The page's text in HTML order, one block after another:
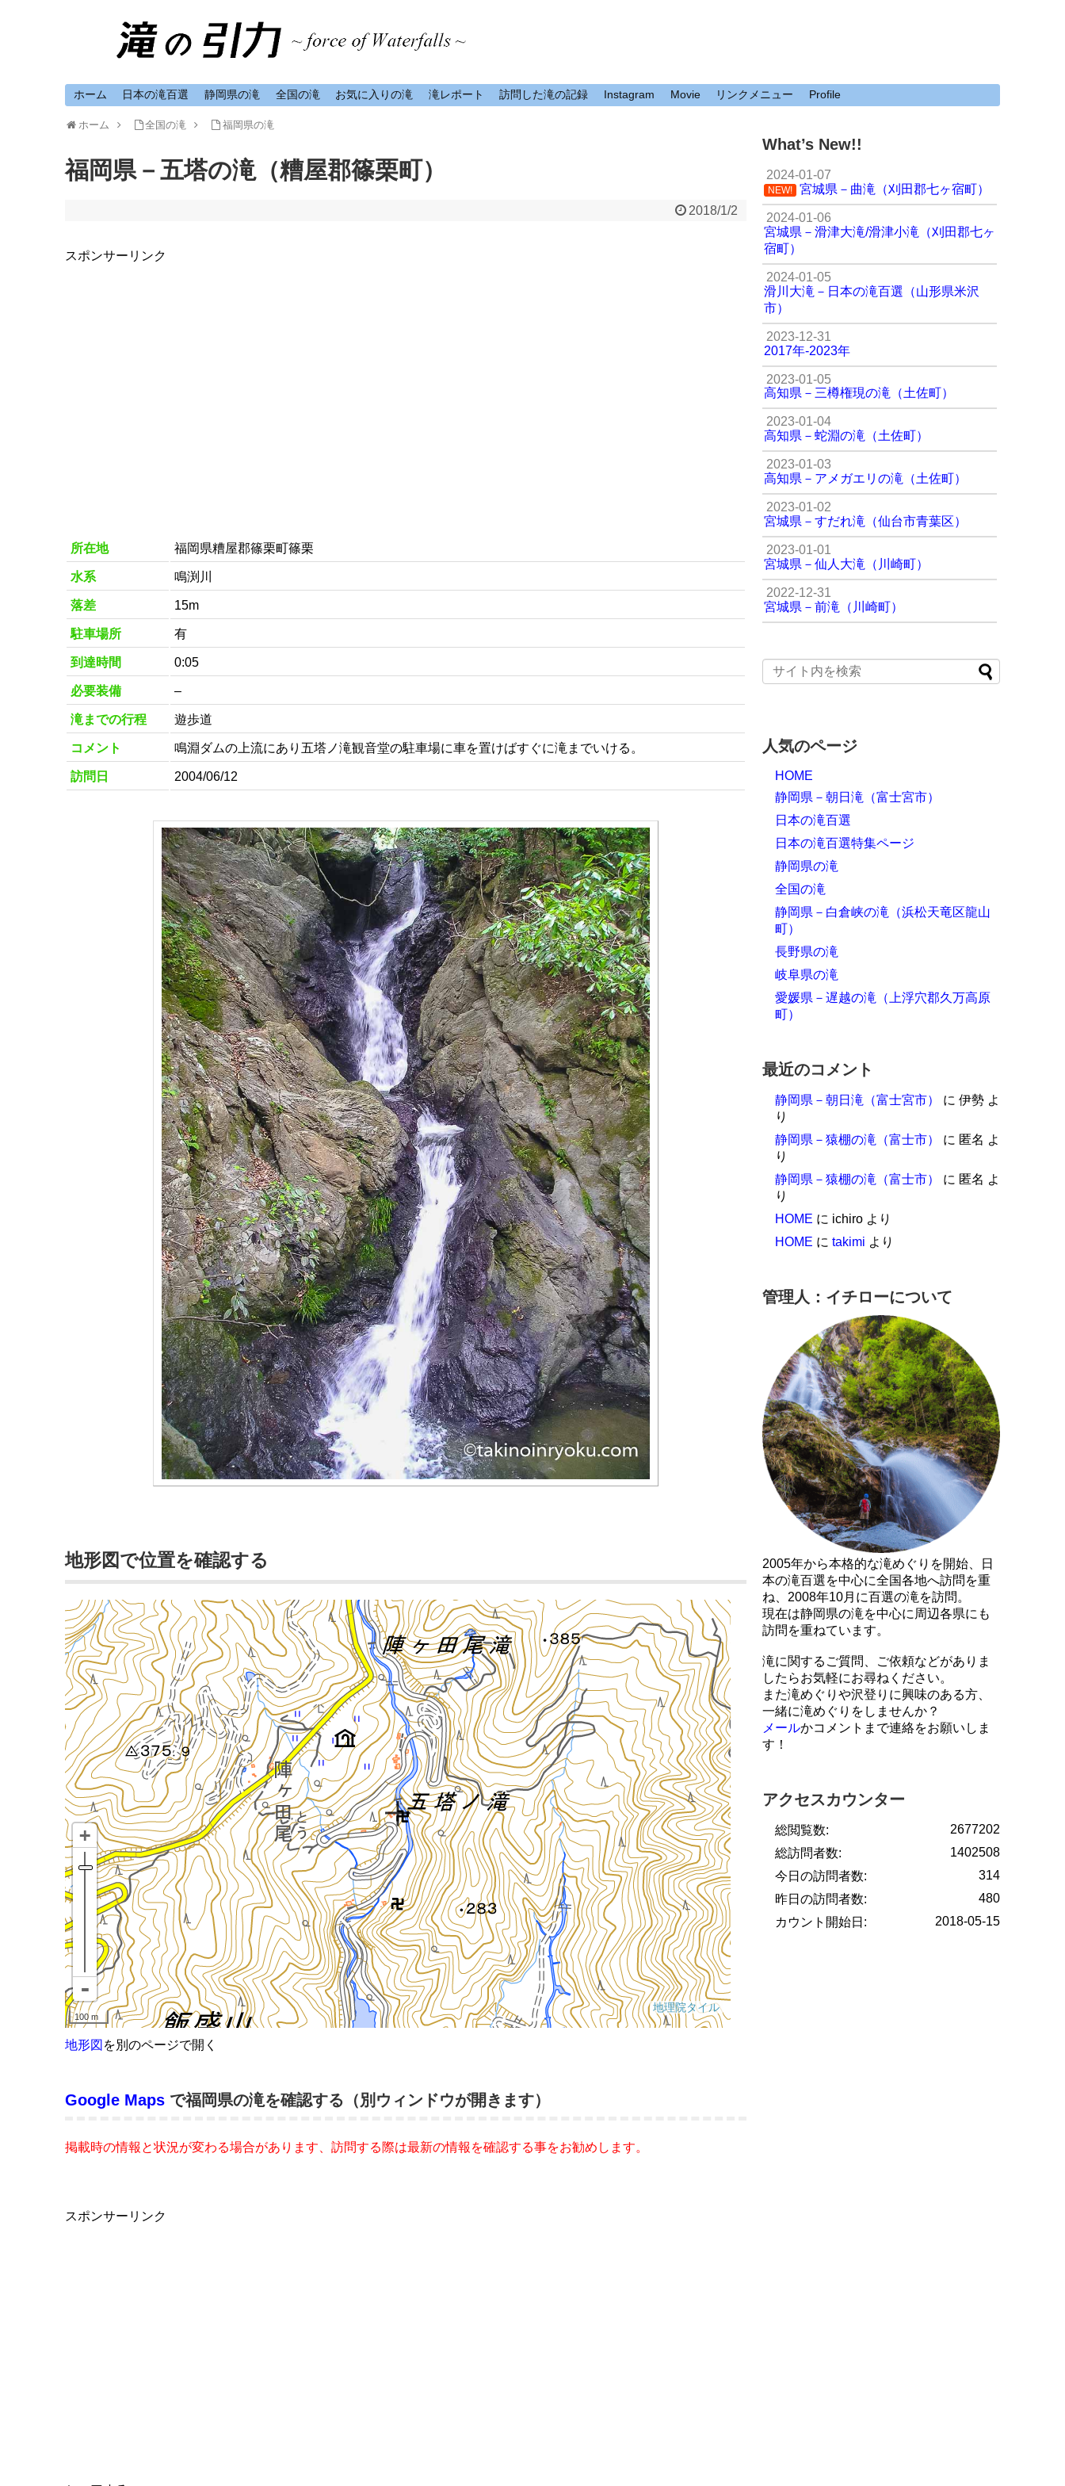
ホーム 日本の滝百選 静岡県の滝 全国の滝 お気に入りの滝 滝レポート 訪問した滝の記録 Instagram Movie リンクメニュー Profile
ホーム 全国の滝 福岡県の滝
福岡県－五塔の滝（糟屋郡篠栗町）
2018/1/2
スポンサーリンク
所在地 福岡県糟屋郡篠栗町篠栗
水系 鳴渕川
落差 15m
駐車場所 有
到達時間 0:05
必要装備 –
滝までの行程 遊歩道
コメント 鳴淵ダムの上流にあり五塔ノ滝観音堂の駐車場に車を置けばすぐに滝までいける。
訪問日 2004/06/12
地形図で位置を確認する
地形図 を別のページで開く
Google Maps で福岡県の滝を確認する（別ウィンドウが開きます）
掲載時の情報と状況が変わる場合があります、訪問する際は最新の情報を確認する事をお勧めします。
スポンサーリンク
What’s New!!
2024-01-07
NEW! 宮城県－曲滝（刈田郡七ヶ宿町）
2024-01-06
宮城県－滑津大滝/滑津小滝（刈田郡七ヶ
宿町）
2024-01-05
滑川大滝－日本の滝百選（山形県米沢
市）
2023-12-31
2017年-2023年
2023-01-05
高知県－三樽権現の滝（土佐町）
2023-01-04
高知県－蛇淵の滝（土佐町）
2023-01-03
高知県－アメガエリの滝（土佐町）
2023-01-02
宮城県－すだれ滝（仙台市青葉区）
2023-01-01
宮城県－仙人大滝（川崎町）
2022-12-31
宮城県－前滝（川崎町）
人気のページ
HOME
静岡県－朝日滝（富士宮市）
日本の滝百選
日本の滝百選特集ページ
静岡県の滝
全国の滝
静岡県－白倉峡の滝（浜松天竜区龍山
町）
長野県の滝
岐阜県の滝
愛媛県－遅越の滝（上浮穴郡久万高原
町）
最近のコメント
静岡県－朝日滝（富士宮市） に 伊勢 よ
り
静岡県－猿棚の滝（富士市）
に 匿名 よ
り
静岡県－猿棚の滝（富士市）
に 匿名 よ
り
HOME に ichiro より
HOME に takimi より
管理人：イチローについて
2005年から本格的な滝めぐりを開始、日
本の滝百選を中心に全国各地へ訪問を重
ね、2008年10月に百選の滝を訪問。
現在は静岡県の滝を中心に周辺各県にも
訪問を重ねています。
滝に関するご質問、ご依頼などがありま
したらお気軽にお尋ねください。
また滝めぐりや沢登りに興味のある方、
一緒に滝めぐりをしませんか？
メールかコメントまで連絡をお願いしま
す！
アクセスカウンター
2677202
総閲覧数:
1402508
総訪問者数:
314
今日の訪問者数:
480
昨日の訪問者数:
2018-05-15
カウント開始日: